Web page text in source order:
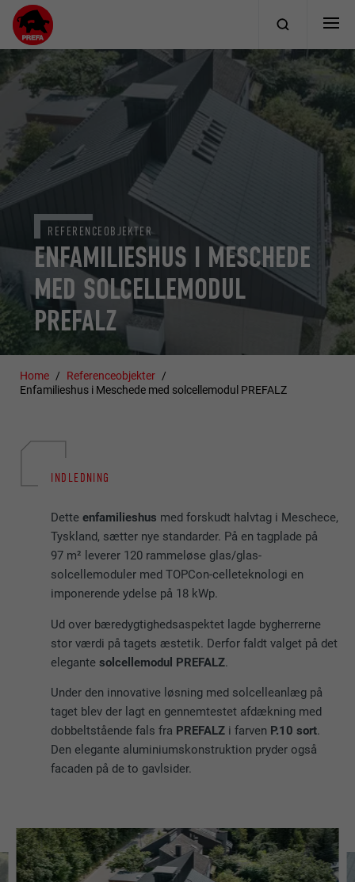
ENFAMILIESHUS I MESCHEDE
MED SOLCELLEMODUL
PREFALZ
REFERENCEOBJEKTER
Home
Referenceobjekter
Enfamilieshus i Meschede med solcellemodul PREFALZ
INDLEDNING
Detteenfamilieshus med forskudt halvtag i Meschece,
Tyskland, sætter nye standarder. På en tagplade på
97 m² leverer 120 rammeløse glas/glas-
solcellemoduler med TOPCon-celleteknologi en
imponerende ydelse på 18 kWp.
Ud over bæredygtighedsaspektet lagde bygherrerne
stor værdi på tagets æstetik. Derfor faldt valget på det
elegantesolcellemodul PREFALZ.
Under den innovative løsning med solcelleanlæg på
taget blev der lagt en gennemtestet afdækning med
dobbeltstående fals fra PREFALZ i farven P.10 sort.
Den elegante aluminiumskonstruktion pryder også
facaden på de to gavlsider.